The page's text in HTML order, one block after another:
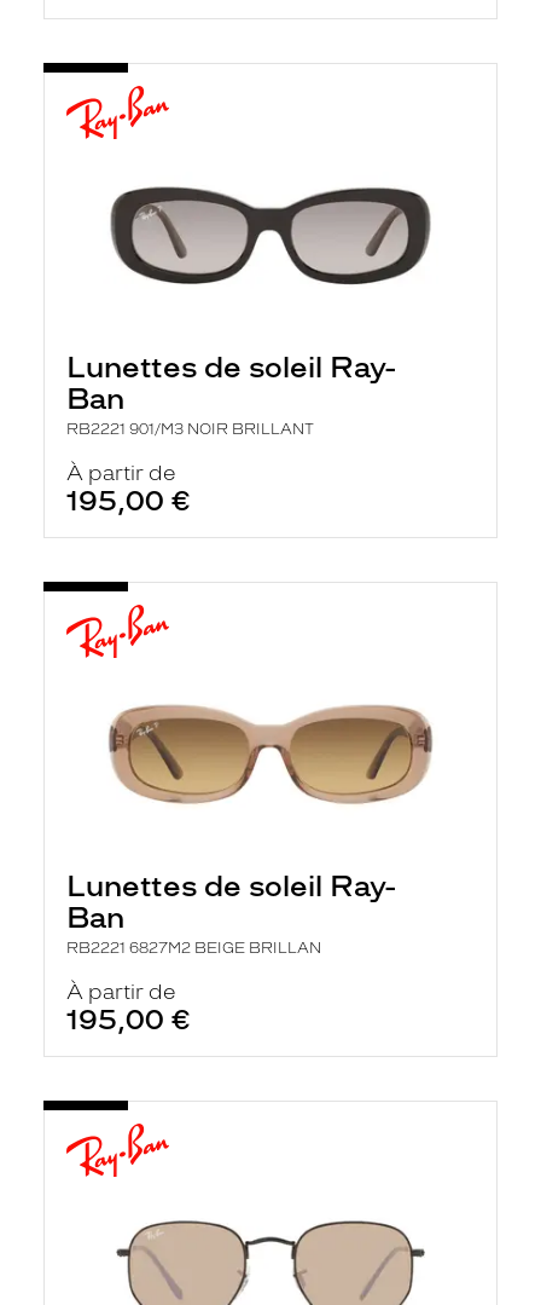
Lunettes de soleil Ray-
Ban
RB2221 901/M3 NOIR BRILLANT
À partir de
195,00 €
Lunettes de soleil Ray-
Ban
RB2221 6827M2 BEIGE BRILLAN
À partir de
195,00 €